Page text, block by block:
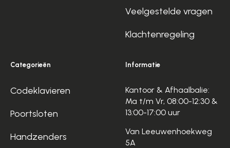
Veelgestelde vragen
Klachtenregeling
Categorieën
Codeklavieren
Poortsloten
Handzenders
Informatie
Kantoor & Afhaalbalie:
Ma t/m Vr, 08:00-12:30 &
13:00-17:00 uur
Van Leeuwenhoekweg
5A